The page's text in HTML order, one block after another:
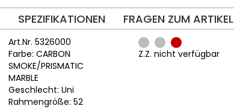
SPEZIFIKATIONEN FRAGEN ZUM ARTIKEL
Art.Nr. 5326000
Farbe: CARBON
SMOKE/PRISMATIC
MARBLE
Geschlecht: Uni
Rahmengröße: 52
Z.Z. nicht verfügbar